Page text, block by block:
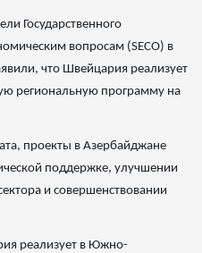
Государственного
вопросам (SECO) в
что Швейцария реализует
региональную программу на
проекты в Азербайджане
поддержке, улучшении
и совершенствовании
реализует в Южно-